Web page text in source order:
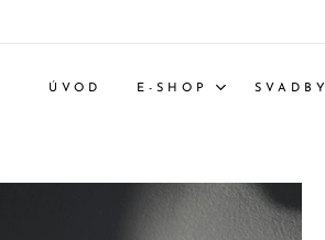
ÚVOD E-SHOP SVADBY